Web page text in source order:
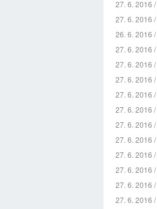
27. 6. 2016 /
27. 6. 2016 /
26. 6. 2016 /
27. 6. 2016 /
27. 6. 2016 /
27. 6. 2016 /
27. 6. 2016 /
27. 6. 2016 /
27. 6. 2016 /
27. 6. 2016 /
27. 6. 2016 /
27. 6. 2016 /
27. 6. 2016 /
27. 6. 2016 /